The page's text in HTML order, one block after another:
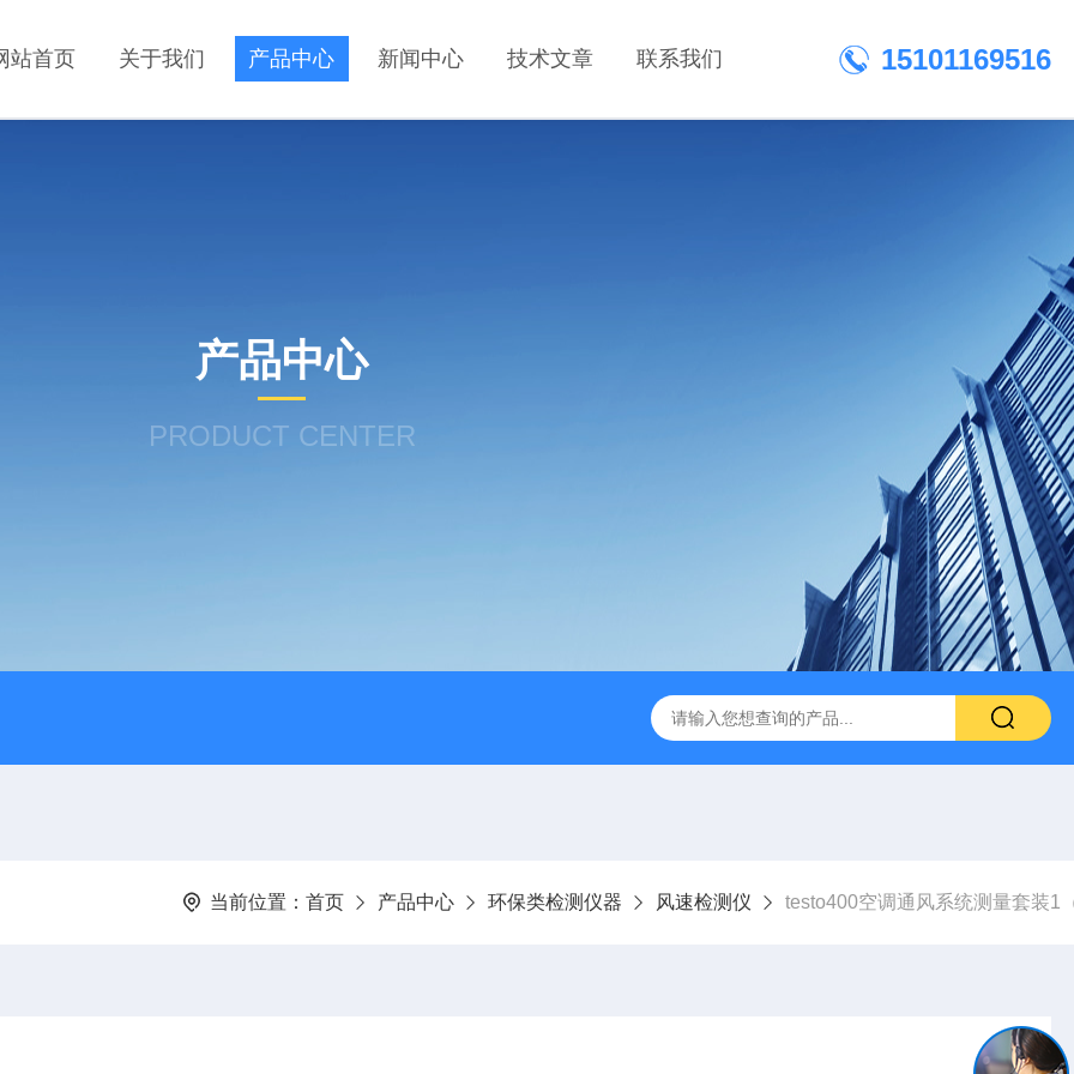
站首页 关于我们 产品中心 新闻中心 技术文章 联系我们 15101169516
产品中心
PRODUCT CENTER
当前位置： 首页 产品中心 环保类检测仪器 风速检测仪 testo400空调通风系统测量套装1